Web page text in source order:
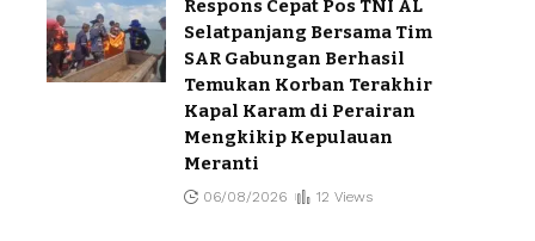
Respons Cepat Pos TNI AL
Selatpanjang Bersama Tim
SAR Gabungan Berhasil
Temukan Korban Terakhir
Kapal Karam di Perairan
Mengkikip Kepulauan
Meranti
06/08/2026 12 Views